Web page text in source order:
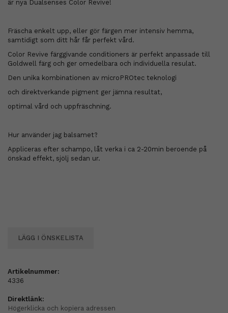
är nya Dualsenses Color Revive!
Fräscha enkelt upp, eller gör färgen mer intensiv hemma,
samtidigt som ditt hår får perfekt vård.
Color Revive färggivande conditioners är perfekt anpassade till
Goldwell färg och ger omedelbara och individuella resulat.
Den unika kombinationen av microPROtec teknologi
och direktverkande pigment ger jämna resultat,
optimal vård och uppfräschning.
Hur använder jag balsamet?
Appliceras efter schampo, låt verka i ca 2-20min beroende på
önskad effekt, sjölj sedan ur.
LÄGG I ÖNSKELISTA
Artikelnummer:
4336
Direktlänk:
Högerklicka och kopiera adressen